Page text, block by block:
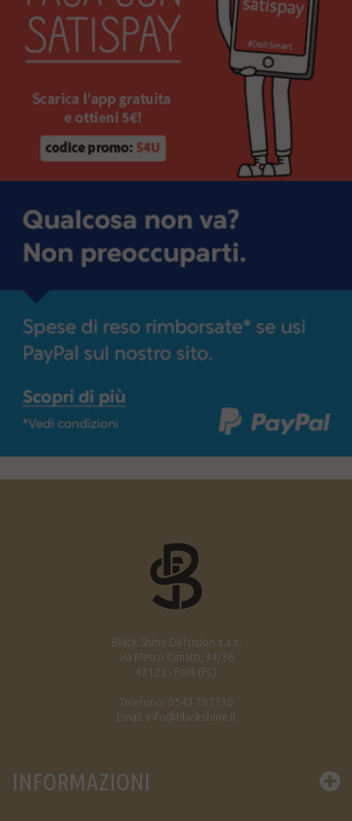
Black Shine Diffusion s.a.s.
via Pietro Cimatti, 34/36
47122 - Forlì (FC)
Telefono: 0543 782330
Email: info@blackshine.it
INFORMAZIONI